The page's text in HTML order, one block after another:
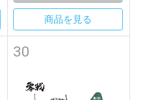
商品を見る
30